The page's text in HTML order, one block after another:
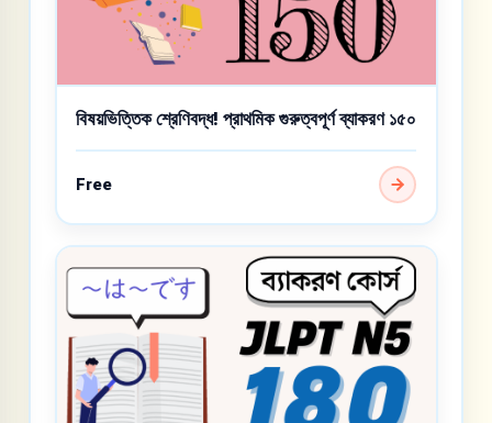
বিষয়ভিত্তিক শ্রেণিবদ্ধ! প্রাথমিক গুরুত্বপূর্ণ ব্যাকরণ ১৫০
Free